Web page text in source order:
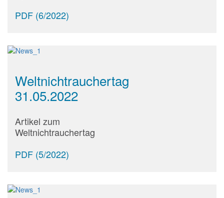
PDF (6/2022)
Weltnichtrauchertag
31.05.2022
Artikel zum
Weltnichtrauchertag
PDF (5/2022)